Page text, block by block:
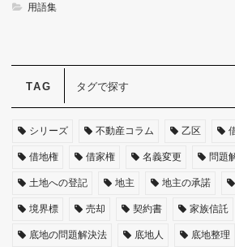
用語集
タグで探す
シリーズ 不動産コラム 乙区
借地権 借家権 名義変更 問題
土地への登記 地主 地主の承諾
境界標 売却 契約書 家族信託
底地の問題解決法 底地人 底地整理